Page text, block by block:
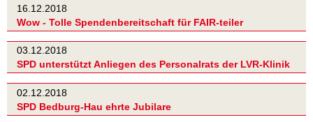
16.12.2018
Wow - Tolle Spendenbereitschaft für FAIR-teiler
03.12.2018
SPD unterstützt Anliegen des Personalrats der LVR-Klinik
02.12.2018
SPD Bedburg-Hau ehrte Jubilare